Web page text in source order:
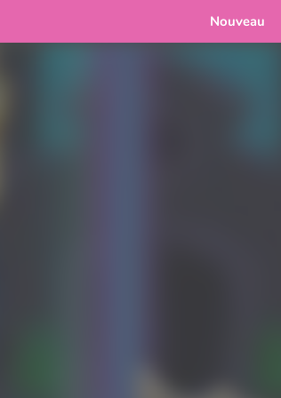
Nouveau